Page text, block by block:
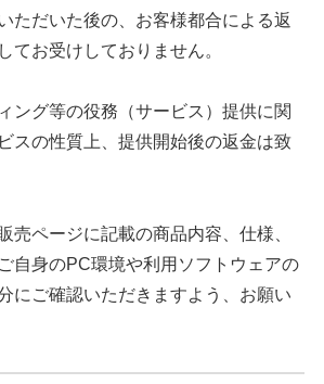
ただいた後の、お客様都合による返
てお受けしておりません。
ング等の役務（サービス）提供に関
スの性質上、提供開始後の返金は致
売ページに記載の商品内容、仕様、
自身のPC環境や利用ソフトウェアの
にご確認いただきますよう、お願い